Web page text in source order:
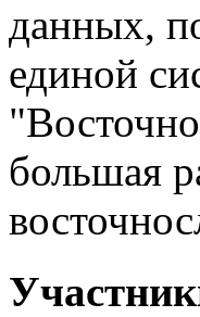
данных,
единой
большая